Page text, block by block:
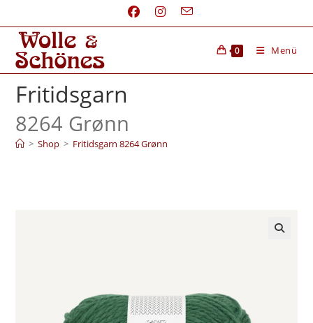
0 Menü
Fritidsgarn
8264 Grønn
> Shop > Fritidsgarn 8264 Grønn